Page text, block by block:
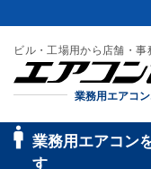
ビル・工場用から店舗・
業務用エアコ
業務用エアコン
す